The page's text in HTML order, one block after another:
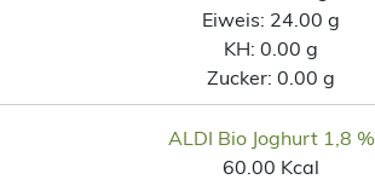
Eiweis: 24.00 g
KH: 0.00 g
Zucker: 0.00 g
ALDI Bio Joghurt 1,8 %
60.00 Kcal